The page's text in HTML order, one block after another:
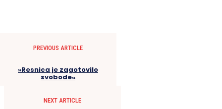
PREVIOUS ARTICLE
»Resnica je zagotovilo
svobode«
NEXT ARTICLE